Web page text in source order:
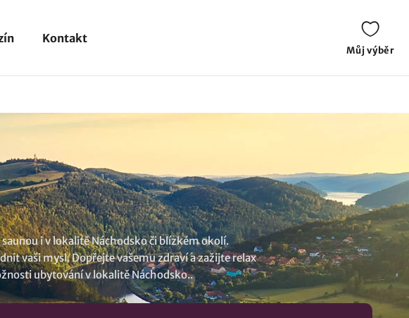
Kontakt
Můj výběr
i v lokalitě Náchodsko či blízkém okolí.
vaši mysl. Dopřejte vašemu zdraví a zažijte relax
ubytování v lokalitě Náchodsko..